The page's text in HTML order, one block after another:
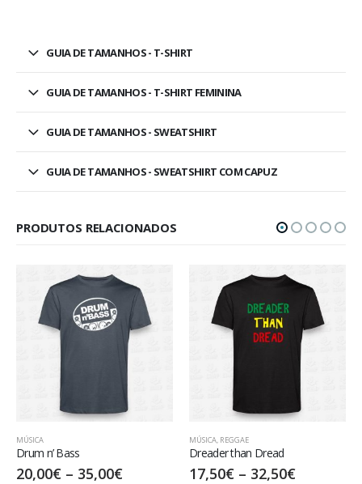
GUIA DE TAMANHOS - T-SHIRT
GUIA DE TAMANHOS - T-SHIRT FEMININA
GUIA DE TAMANHOS - SWEATSHIRT
GUIA DE TAMANHOS - SWEATSHIRT COM CAPUZ
PRODUTOS RELACIONADOS
Dreader than Dread
17,50€–32,50
MÚSICA
Step out of Babylon
20,00€–35,00